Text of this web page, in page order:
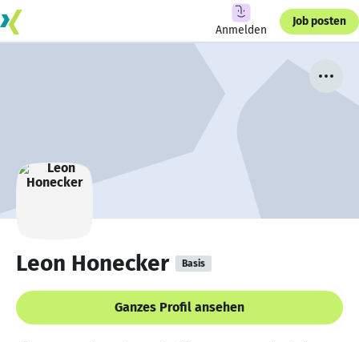
Anmelden
Job posten
Leon Honecker Basis
Ganzes Profil ansehen